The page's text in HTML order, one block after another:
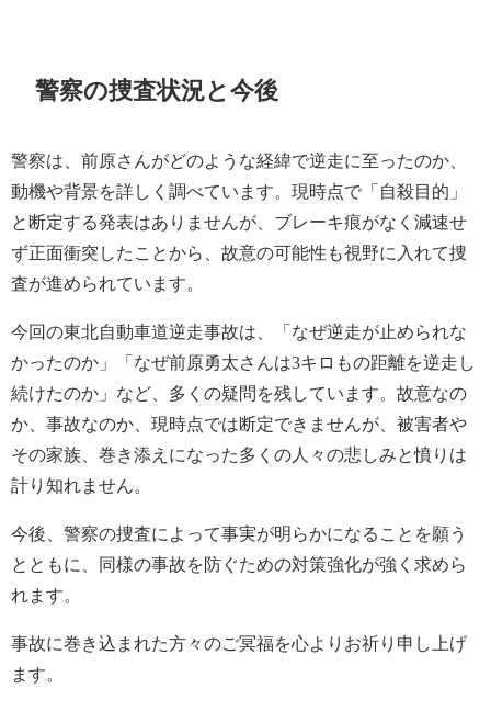
警察の捜査状況と今後
警察は、前原さんがどのような経緯で逆走に至ったのか、
動機や背景を詳しく調べています。現時点で「自殺目的」
と断定する発表はありませんが、ブレーキ痕がなく減速せ
ず正面衝突したことから、故意の可能性も視野に入れて捜
査が進められています。
今回の東北自動車道逆走事故は、「なぜ逆走が止められな
かったのか」「なぜ前原勇太さんは3キロもの距離を逆走し
続けたのか」など、多くの疑問を残しています。故意なの
か、事故なのか、現時点では断定できませんが、被害者や
その家族、巻き添えになった多くの人々の悲しみと憤りは
計り知れません。
今後、警察の捜査によって事実が明らかになることを願う
とともに、同様の事故を防ぐための対策強化が強く求めら
れます。
事故に巻き込まれた方々のご冥福を心よりお祈り申し上げ
ます。